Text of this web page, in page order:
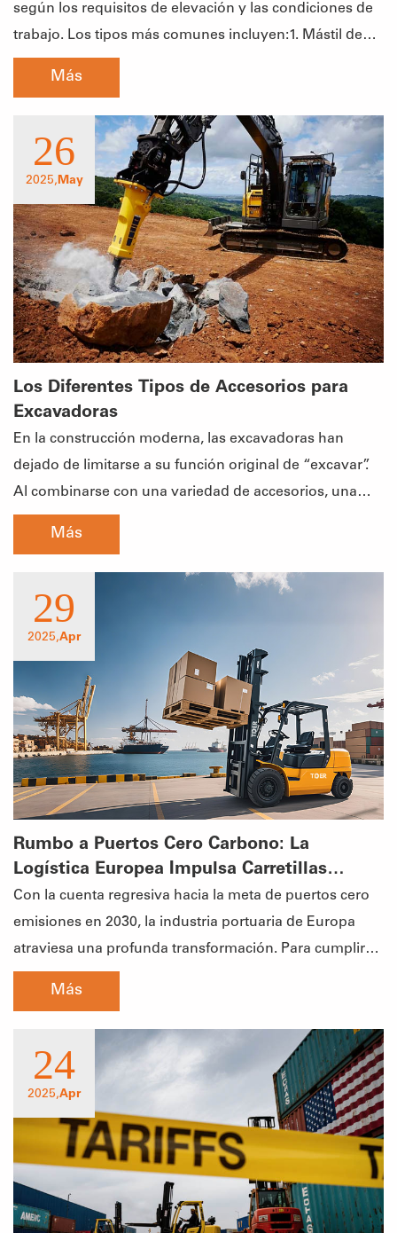
según los requisitos de elevación y las condiciones de
trabajo. Los tipos más comunes incluyen:1. Mástil de
una etapa (Simplex)Diseño: Un solo conjunto de rieles
para: Uso al aire libre en espacios abiertos o donde hay
amplia altura libre.
Más
26
2025,May
Los Diferentes Tipos de Accesorios para
Excavadoras
En la construcción moderna, las excavadoras han
dejado de limitarse a su función original de “excavar”.
Al combinarse con una variedad de accesorios, una
sola excavadora puede cumplir fácilmente con tareas
residuos, movimiento de tierra
Más
29
2025,Apr
Rumbo a Puertos Cero Carbono: La
Logística Europea Impulsa Carretillas
Eléctricas
Con la cuenta regresiva hacia la meta de puertos cero
emisiones en 2030, la industria portuaria de Europa
atraviesa una profunda transformación. Para cumplir
con las cada vez más estrictas regulaciones
principales puertos como Róterdam, Ambere
Más
24
2025,Apr